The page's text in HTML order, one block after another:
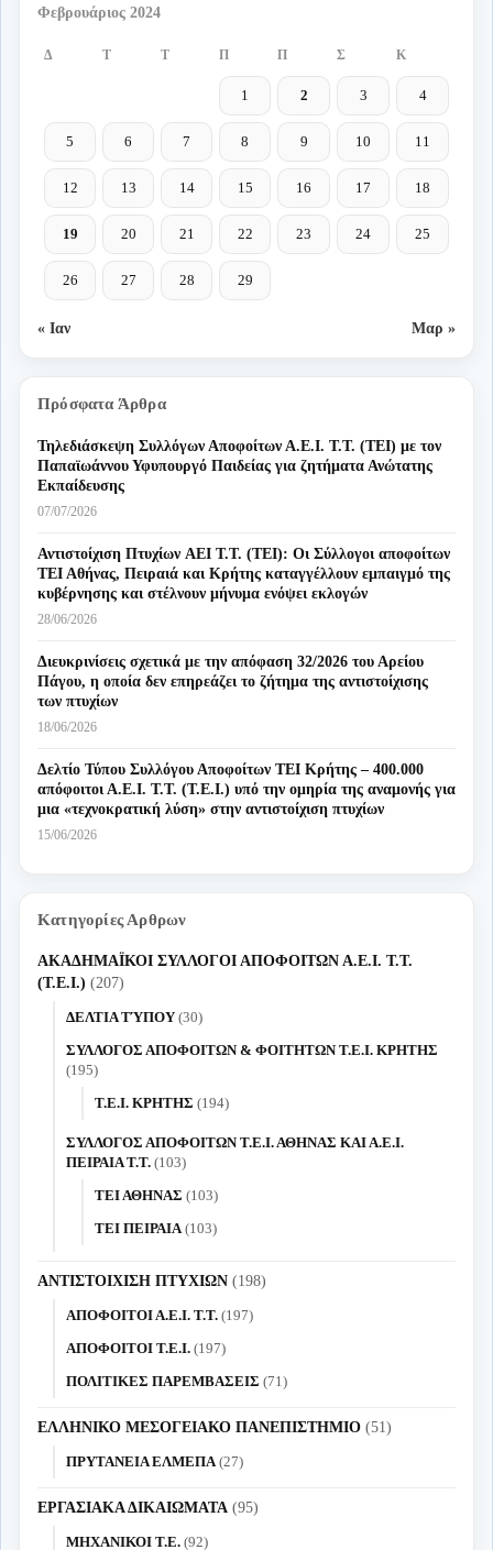
Φεβρουάριος 2024
Δ Τ Τ Π Π Σ Κ
1 2 3 4
5 6 7 8 9 10 11
12 13 14 15 16 17 18
19 20 21 22 23 24 25
26 27 28 29
« Ιαν Μαρ »
Πρόσφατα Άρθρα
Τηλεδιάσκεψη Συλλόγων Αποφοίτων Α.Ε.Ι. Τ.Τ. (ΤΕΙ) με τον
Παπαϊωάννου Υφυπουργό Παιδείας για ζητήματα Ανώτατης
Εκπαίδευσης
07/07/2026
Αντιστοίχιση Πτυχίων AEI T.T. (ΤΕΙ): Οι Σύλλογοι αποφοίτων
ΤΕΙ Αθήνας, Πειραιά και Κρήτης καταγγέλλουν εμπαιγμό της
κυβέρνησης και στέλνουν μήνυμα ενόψει εκλογών
28/06/2026
Διευκρινίσεις σχετικά με την απόφαση 32/2026 του Αρείου
Πάγου, η οποία δεν επηρεάζει το ζήτημα της αντιστοίχισης
των πτυχίων
18/06/2026
Δελτίο Τύπου Συλλόγου Αποφοίτων ΤΕΙ Κρήτης – 400.000
απόφοιτοι Α.Ε.Ι. Τ.Τ. (Τ.Ε.Ι.) υπό την ομηρία της αναμονής για
μια «τεχνοκρατική λύση» στην αντιστοίχιση πτυχίων
15/06/2026
Κατηγορίες Αρθρων
ΑΚΑΔΗΜΑΪΚΟΙ ΣΥΛΛΟΓΟΙ ΑΠΟΦΟΙΤΩΝ Α.Ε.Ι. Τ.Τ.
(Τ.Ε.Ι.) (207)
ΔΕΛΤΙΑ ΤΎΠΟΥ (30)
ΣΥΛΛΟΓΟΣ ΑΠΟΦΟΙΤΩΝ & ΦΟΙΤΗΤΩΝ Τ.Ε.Ι. ΚΡΗΤΗΣ
(195)
Τ.Ε.Ι. ΚΡΗΤΗΣ (194)
ΣΥΛΛΟΓΟΣ ΑΠΟΦΟΙΤΩΝ Τ.Ε.Ι. ΑΘΗΝΑΣ ΚΑΙ Α.Ε.Ι.
ΠΕΙΡΑΙΑ Τ.Τ. (103)
ΤΕΙ ΑΘΗΝΑΣ (103)
ΤΕΙ ΠΕΙΡΑΙΑ(103)
ΑΝΤΙΣΤΟΙΧΙΣΗ ΠΤΥΧΙΩΝ (198)
ΑΠΟΦΟΙΤΟΙ Α.Ε.Ι. Τ.Τ. (197)
ΑΠΟΦΟΙΤΟΙ Τ.Ε.Ι. (197)
ΠΟΛΙΤΙΚΕΣ ΠΑΡΕΜΒΑΣΕΙΣ (71)
ΕΛΛΗΝΙΚΟ ΜΕΣΟΓΕΙΑΚΟ ΠΑΝΕΠΙΣΤΗΜΙΟ (51)
ΠΡΥΤΑΝΕΙΑ ΕΛΜΕΠΑ(27)
ΕΡΓΑΣΙΑΚΑ ΔΙΚΑΙΩΜΑΤΑ (95)
ΜΗΧΑΝΙΚΟΙ Τ.Ε. (92)